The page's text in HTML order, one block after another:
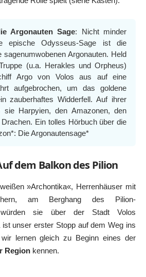
Argonauten Sage: Nicht minder
epische Odysseus-Sage ist die
Argonauten. Held
(u.a. Herakles und Orpheus)
Argo von Volos aus auf eine
aufgebrochen, um das goldene
zauberhaftes Widderfell. Auf ihrer
sie Harpyien, den Amazonen, den
Ein tolles Hörbuch über die
Die Argonautensage*
dem Balkon des Pilion
»Archontika«, Herrenhäuser mit
am Berghang des Pilion-
sie über der Stadt Volos
unser erster Stopp auf dem Weg ins
lernen gleich zu Beginn eines der
Region kennen.